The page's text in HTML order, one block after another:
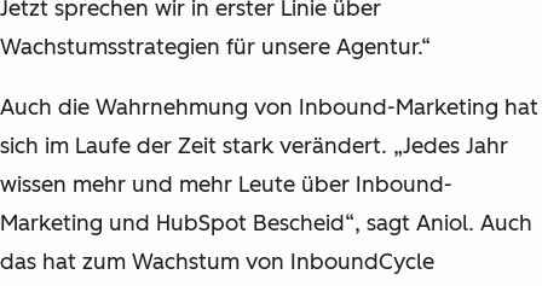
Jetzt sprechen wir in erster Linie über
Wachstumsstrategien für unsere Agentur.“
Auch die Wahrnehmung von Inbound-Marketing hat
sich im Laufe der Zeit stark verändert. „Jedes Jahr
wissen mehr und mehr Leute über Inbound-
Marketing und HubSpot Bescheid“, sagt Aniol. Auch
das hat zum Wachstum von InboundCycle